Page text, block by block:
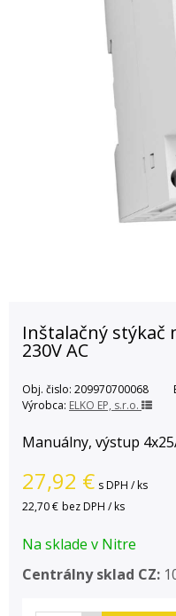
Inštalačný stýkač
230V AC
Obj. čislo: 209970700068
Výrobca: ELKO EP, s.r.o.
Manuálny, výstup
27,92 € s DPH / ks
22,70 € bez DPH / ks
Na sklade v Nitre
Centrálny sklad CZ: